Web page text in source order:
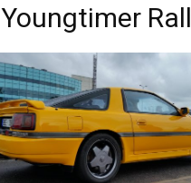
Youngtimer